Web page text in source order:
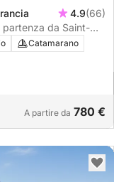
4.9(66)
partenza da Saint-
Catamarano
A partire da 780 €